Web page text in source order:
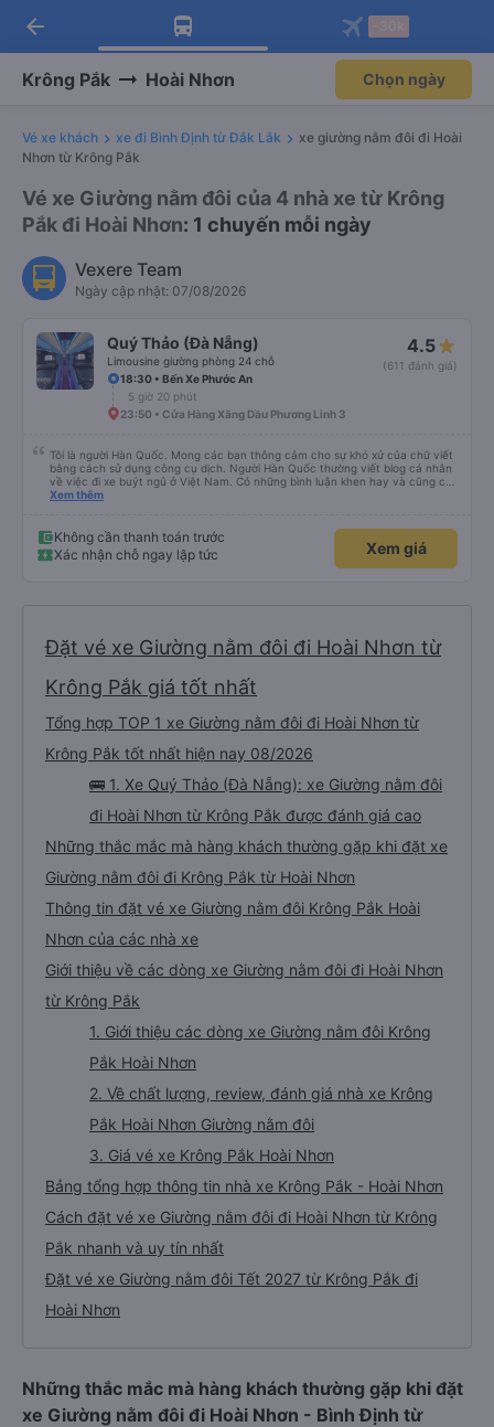
Tải app Vexere ngay!
Nhận ưu đãi thành viên độc
Mở app
Tải app Vexere
-30k/ghế khi đặt vé máy bay qua
Mở app
arrow_back
Krông Pắk Hoài Nhơn Chọn ngày
Vé xe khách xe đi Bình Định từ Đắk Lắk
xe giường nằm đôi đi Hoài
Nhơn từ Krông Pắk
Vé xe Giường nằm đôi của 4 nhà xe từ Krông
Pắk đi Hoài Nhơn: 1 chuyến mỗi ngày
Vexere Team
Ngày cập nhật: 07/08/2026
Quý Thảo (Đà Nẵng)
Limousine giường phòng 24 chỗ
4.5
(611 đánh giá)
18:30 • Bến Xe Phước An
5 giờ 20 phút
23:50 • Cửa Hàng Xăng Dầu Phương Linh 3
Tôi là người Hàn Quốc. Mong các bạn thông cảm cho sự khó xử của chữ viết
bằng cách sử dụng công cụ dịch. Người Hàn Quốc thường viết blog cá nhân
về việc đi xe buýt ngủ ở Việt Nam. Có những bình luận khen hay và cũng có
những bình luận khen vất vả nên tôi đã rất lo lắng. Đó là một sự lo lắng vô
를 보시게 되는 한국분들께 정보를 드리자면 저는 다낭에서 꾸이년가는 버스를 탔습
니다. 같은 회사라도 버스마다 퀄리티가 다른지는 모르겠는데, 제가 탄 버스는 쾌적
하고 좋았어요. 자리 넓찍하고 베개 이불 깨끗합니다. 뭐 경적소리야 베트남에서는
Xem thêm
Không cần thanh toán trước
Xác nhận chỗ ngay lập tức
Xem giá
Đặt vé xe Giường nằm đôi đi Hoài Nhơn từ
Krông Pắk giá tốt nhất
Tổng hợp TOP 1 xe Giường nằm đôi đi Hoài Nhơn từ
Krông Pắk tốt nhất hiện nay 08/2026
🚌 1. Xe Quý Thảo (Đà Nẵng): xe Giường nằm đôi
đi Hoài Nhơn từ Krông Pắk được đánh giá cao
Những thắc mắc mà hàng khách thường gặp khi đặt xe
Giường nằm đôi đi Krông Pắk từ Hoài Nhơn
Thông tin đặt vé xe Giường nằm đôi Krông Pắk Hoài
Nhơn của các nhà xe
Giới thiệu về các dòng xe Giường nằm đôi đi Hoài Nhơn
từ Krông Pắk
1. Giới thiệu các dòng xe Giường nằm đôi Krông
Pắk Hoài Nhơn
2. Về chất lượng, review, đánh giá nhà xe Krông
Pắk Hoài Nhơn Giường nằm đôi
3. Giá vé xe Krông Pắk Hoài Nhơn
Bảng tổng hợp thông tin nhà xe Krông Pắk - Hoài Nhơn
Cách đặt vé xe Giường nằm đôi đi Hoài Nhơn từ Krông
Pắk nhanh và uy tín nhất
Đặt vé xe Giường nằm đôi Tết 2027 từ Krông Pắk đi
Hoài Nhơn
Những thắc mắc mà hàng khách thường gặp khi đặt
xe Giường nằm đôi đi Hoài Nhơn - Bình Định từ